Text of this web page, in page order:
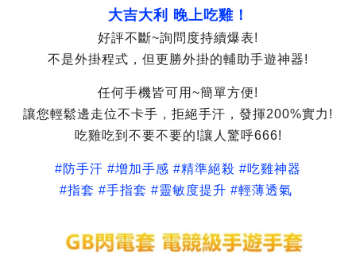
大吉大利 晚上吃雞！
好評不斷~詢問度持續爆表!
不是外掛程式，但更勝外掛的輔助手遊神器!
任何手機皆可用~簡單方便!
讓您輕鬆邊走位不卡手，拒絕手汗，發揮200%實力!
吃雞吃到不要不要的!讓人驚呼666!
#防手汗 #增加手感 #精準絕殺 #吃雞神器
#指套 #手指套 #靈敏度提升 #輕薄透氣